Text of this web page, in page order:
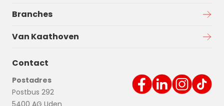
Branches
Van Kaathoven
Contact
Postadres
Postbus 292
5400 AG Uden